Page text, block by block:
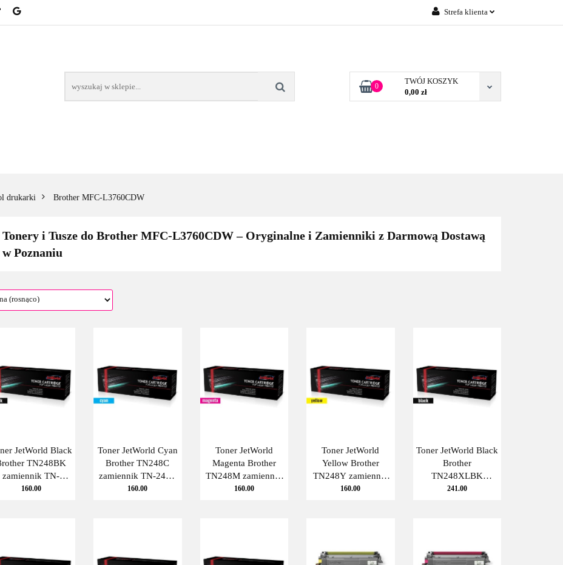
Strefa klienta
Dodaj zgłoszenie
0
TWÓJ KOSZYK
0,00 zł
POZNAŃ – GŁOGOWSKA
drukarki Brother MFC-L3760CDW
Tonery i Tusze do Brother MFC-L3760CDW – Oryginalne i Zamienniki z Darmową Dostawą
w Poznaniu
JetWorld Black
TN248BK
zamiennik TN-
248BK JetWorld
160.00
Toner JetWorld Cyan
Brother TN248C
zamiennik TN-248C
JetWorld
160.00
Toner JetWorld
Magenta Brother
TN248M zamiennik
TN-248M JetWorld
160.00
Toner JetWorld
Yellow Brother
TN248Y zamiennik
TN-248Y JetWorld
160.00
Toner JetWorld Black
Brother
TN248XLBK
zamiennik TN-
241.00